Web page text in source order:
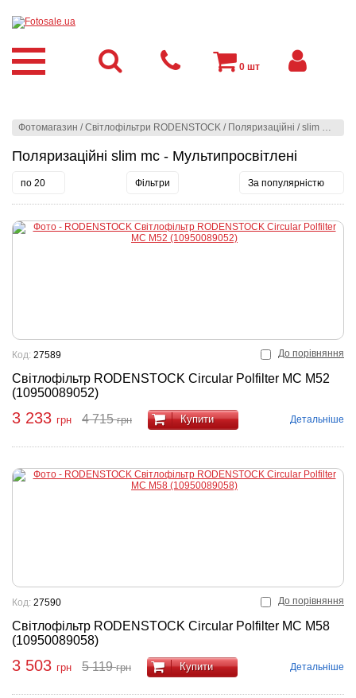
Фотомагазин /Світлофільтри RODENSTOCK / Поляризаційні /slim mc - Мультипросвітлені
Поляризаційні slim mc - Мультипросвітлені
по 20 Фільтри За популярністю
До порівняння
Світлофільтр RODENSTOCK Circular Polfilter MC M52
(10950089052)
Код: 27589
3 233 грн 4 715грн Купити Детальніше
До порівняння
Світлофільтр RODENSTOCK Circular Polfilter MC M58
(10950089058)
Код: 27590
3 503 грн 5 119грн Купити Детальніше
0 шт